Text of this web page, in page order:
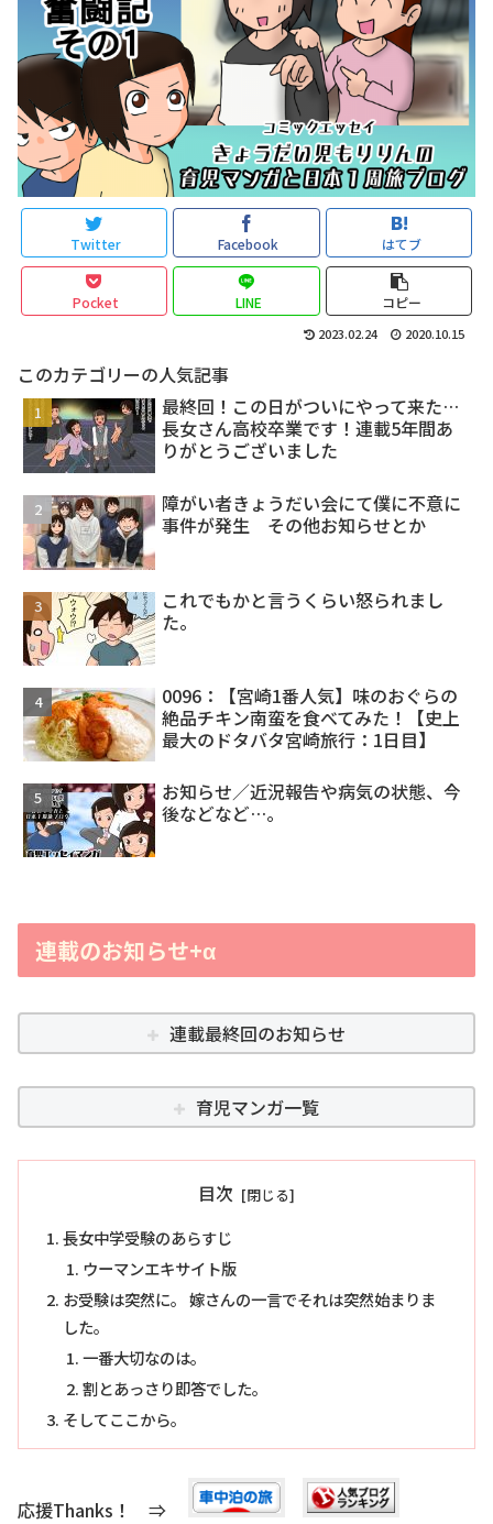
Twitter Facebook はてブ
Pocket LINE コピー
2023.02.24 2020.10.15
このカテゴリーの人気記事
最終回！この日がついにやって来た…
長女さん高校卒業です！連載5年間あ
りがとうございました
障がい者きょうだい会にて僕に不意に
事件が発生 その他お知らせとか
これでもかと言うくらい怒られまし
た。
0096：【宮崎1番人気】味のおぐらの
絶品チキン南蛮を食べてみた！【史上
最大のドタバタ宮崎旅行：1日目】
お知らせ／近況報告や病気の状態、今
後などなど…。
連載のお知らせ+α
連載最終回のお知らせ
育児マンガ一覧
目次
長女中学受験のあらすじ
ウーマンエキサイト版
お受験は突然に。 嫁さんの一言でそれは突然始まりま
した。
一番大切なのは。
割とあっさり即答でした。
そしてここから。
応援Thanks！ ⇒